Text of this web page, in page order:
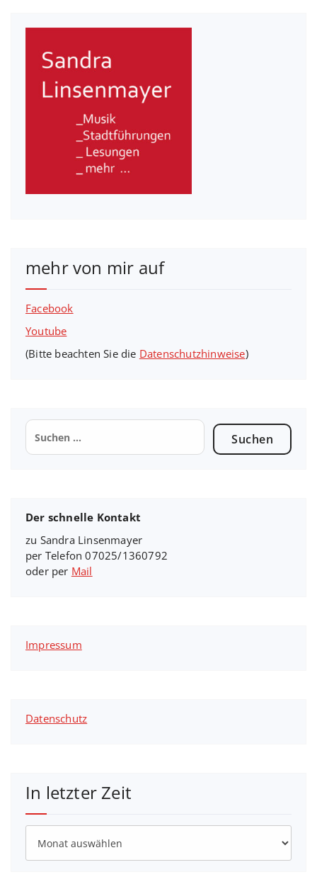
mehr von mir auf
Facebook
Youtube
(Bitte beachten Sie die Datenschutzhinweise)
Suchen
nach:
Der schnelle Kontakt
zu Sandra Linsenmayer
per Telefon 07025/1360792
oder per Mail
Impressum
Datenschutz
In letzter Zeit
letzter
Zeit